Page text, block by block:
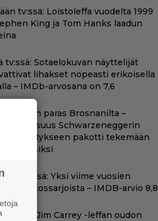
tv:ssä: Loistoleffa vuodelta 1999
King ja Tom Hanks laadun
tv:ssä: Sotaelokuvan näyttelijät
lihakset nopeasti erikoisella
– IMDb-arvosana on 7,6
Bond on paras Brosnanilta –
Schwarzeneggerin
pakotti tekemään
uusiksi
Yksi viime vuosien
rikossarjoista – IMDB-arvio 8,8
tv:ssä: Jim Carrey -leffan oudon